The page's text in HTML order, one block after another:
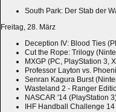
South Park: Der Stab der
Freitag, 28. März
Deception IV: Blood Ties
Cut the Rope: Trilogy
MXGP (PC, PlayStation 3,
Professor Layton vs.
Senran Kagura Burst
Wasteland 2 - Ranger
NASCAR '14 (PlayStation
IHF Handball Challenge